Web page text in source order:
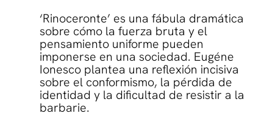
‘Rinoceronte’ es una fábula dramática
sobre cómo la fuerza bruta y el
pensamiento uniforme pueden
imponerse en una sociedad. Eugéne
Ionesco plantea una reflexión incisiva
sobre el conformismo, la pérdida de
identidad y la dificultad de resistir a la
barbarie.